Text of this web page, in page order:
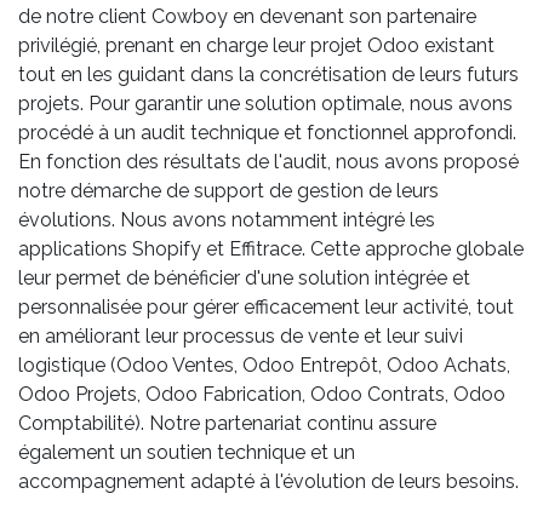
de notre client Cowboy en devenant son partenaire
privilégié, prenant en charge leur projet Odoo existant
tout en les guidant dans la concrétisation de leurs futurs
projets. Pour garantir une solution optimale, nous avons
procédé à un audit technique et fonctionnel approfondi.
En fonction des résultats de l'audit, nous avons proposé
notre démarche de support de gestion de leurs
évolutions. Nous avons notamment intégré les
applications Shopify et Effitrace. Cette approche globale
leur permet de bénéficier d'une solution intégrée et
personnalisée pour gérer efficacement leur activité, tout
en améliorant leur processus de vente et leur suivi
logistique (Odoo Ventes, Odoo Entrepôt, Odoo Achats,
Odoo Projets, Odoo Fabrication, Odoo Contrats, Odoo
Comptabilité). Notre partenariat continu assure
également un soutien technique et un
accompagnement adapté à l'évolution de leurs besoins.